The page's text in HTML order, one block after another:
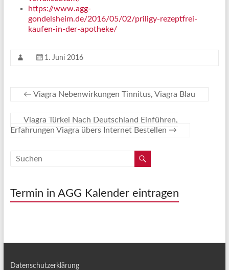
https://www.agg-
gondelsheim.de/2016/05/02/priligy-rezeptfrei-
kaufen-in-der-apotheke/
1. Juni 2016
← Viagra Nebenwirkungen Tinnitus, Viagra Blau
Viagra Türkei Nach Deutschland Einführen,
Erfahrungen Viagra übers Internet Bestellen →
Termin in AGG Kalender eintragen
Datenschutzerklärung